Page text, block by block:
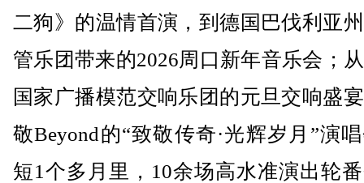
二狗》的温情首演，到德国巴伐利亚
管乐团带来的2026周口新年音乐会；
国家广播模范交响乐团的元旦交响盛
敬Beyond的“致敬传奇·光辉岁月”演
短1个多月里，10余场高水准演出轮